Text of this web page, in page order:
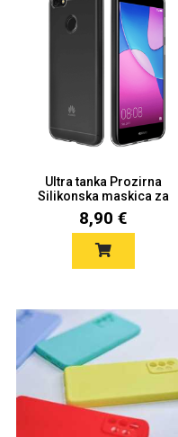
Ultra tanka Prozirna
Silikonska maskica za
P9...
8,90 €
Životinjsko carstvo
Svemirska kolekcija
Univerzalne futrole i
maskice